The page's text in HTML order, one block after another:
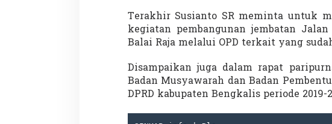
Terakhir Susianto SR meminta untuk
kegiatan pembangunan jembatan
Balai Raja melalui OPD terkait yang
Disampaikan juga dalam rapat
Badan Musyawarah dan Badan
DPRD kabupaten Bengkalis periode 2019-
Pelayanan Sukarela
Diadakan di Nanjing
Di GLOBAL, VIDEO | 18 Januari 2024